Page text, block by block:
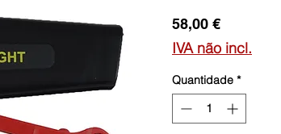
58,00 €Preço
IVA não incl.
Quantidade *